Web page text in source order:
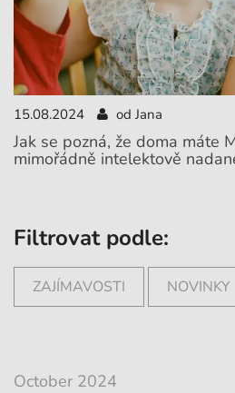
15.08.2024 od Jana
Jak se pozná, že doma máte
mimořádně intelektově
Filtrovat podle:
ZAJÍMAVOSTI NOVINKY
October 2024